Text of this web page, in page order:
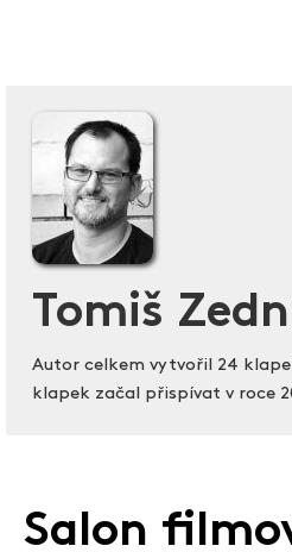
Tomiš
Autor celkem vytvořil 24
klapek začal přispívat v roce
Salon